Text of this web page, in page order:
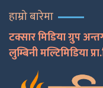
हाम्रो बारेमा
टक्सार मिडिया ग्रुप
लुम्बिनी मल्टिमिडिया